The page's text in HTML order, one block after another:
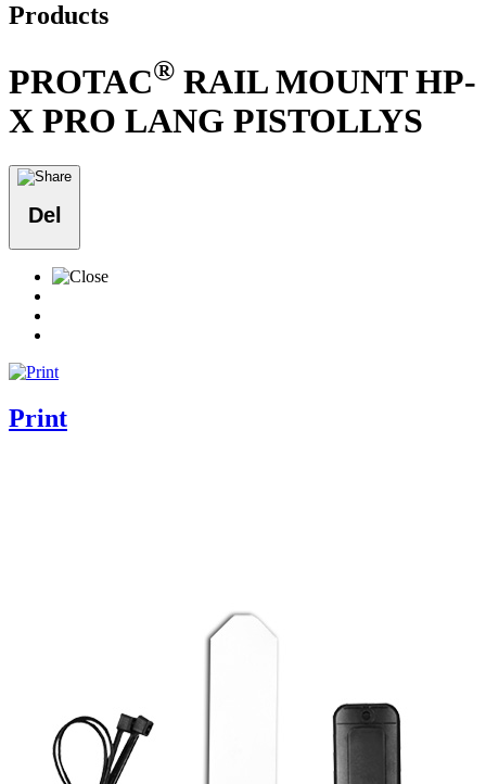
Products
PROTAC® RAIL MOUNT HP-
X PRO LANG PISTOLLYS
Del
Print